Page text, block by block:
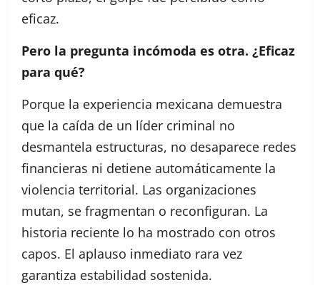
eficaz.
Pero la pregunta incómoda es otra. ¿Eficaz
para qué?
Porque la experiencia mexicana demuestra
que la caída de un líder criminal no
desmantela estructuras, no desaparece redes
financieras ni detiene automáticamente la
violencia territorial. Las organizaciones
mutan, se fragmentan o reconfiguran. La
historia reciente lo ha mostrado con otros
capos. El aplauso inmediato rara vez
garantiza estabilidad sostenida.